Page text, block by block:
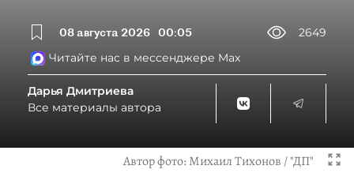
08 августа 2026 00:05
2649
Читайте нас в мессенджере Max
Дарья Дмитриева
Все материалы автора
Автор фото:Михаил Тихонов / "ДП"